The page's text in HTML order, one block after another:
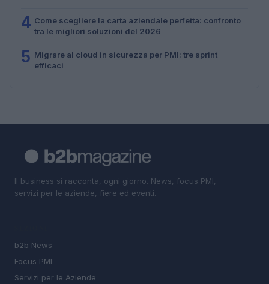
4 Come scegliere la carta aziendale perfetta: confronto
tra le migliori soluzioni del 2026
5 Migrare al cloud in sicurezza per PMI: tre sprint
efficaci
Il business si racconta, ogni giorno. News, focus PMI,
servizi per le aziende, fiere ed eventi.
b2b News
Focus PMI
Servizi per le Aziende